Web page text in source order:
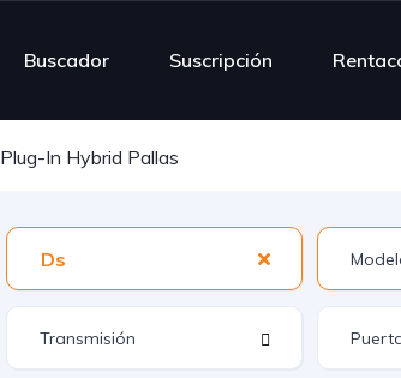
Buscador Suscripción
Plug-In Hybrid Pallas
Ds